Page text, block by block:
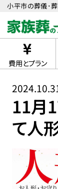
小平市の葬儀･葬
費用とプラン
11月
て人